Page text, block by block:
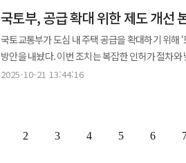
증여로 의심된다. 전문가들은 향후 정부가 보유세 인상과 부동산 불법 거래 단속을 강화할수록 조기 증여 수요와 편법
거래가 더 늘 수 있다고 전망한다. 국세청은 부동
국무총리 직속 ‘부동산 감독 추진단’을 신설해 상
이번 협약은 현대건설이 국내 협력사 대상 ‘H-프
시도라는 점에서도 의미가 있다. 현대건설 관계자
동반성장 체계를 구축해 나갈 것”이라고 강조했다.
방식이다. 현재 해당 아파트 호가는 42억원에 달해 1년 새 약 10억
판교밸리호반써밋 아파트도 이재명 정부 출범
매입한 뒤 올해 11억4500만원에 팔아 5억원 가
더 거주하기로 했다. 국토부는 “더 큰 집으로 이사하기 위해 부득이하게 전세 세입자를 들인 것”이라며 “2027년 1월
백현동 아파트에 실제 입주할 예정”이라고 해명했
유튜브 채널 ‘부읽남TV’에 출연한 이 차관의 발
것”이라며 “시장 안정화로 가격이 내려가고 소득이 쌓
국토부, 공급 확대 위한 제도 개
국토교통부가 도심 내 주택 공급을 확대하기 위해
방안을 내놨다. 이번 조치는 복잡한 인허가 절차
주택을 빠르게 공급하겠다는 의지를 담고 있다. 국토부는 21일 도심 공공주택 복합 사업의 경우 용적률 상향 허용 범위를
높이 제한도 완화된다. 그간 별도로 진행됐던 환
간소화된다. 도심 공공주택 복합 사업은 민간 개발이 어려운 노후 도심지역에 공공이 주도해 주택을 공급하는 방식이다.
국토부는 2030년까지 5만호 착공을 목표로 하고
2025-10-21 13:44:16
2 3 4 5 6